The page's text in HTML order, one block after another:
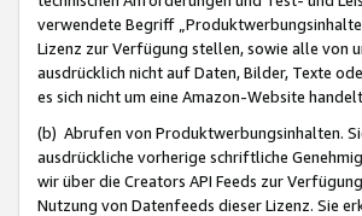
verwendete Begriff
Lizenz zur Verfügung stellen, sowie alle von
ausdrücklich nicht auf Daten, Bilder, Texte
es sich nicht um eine Amazon-Website
(b) Abrufen von Produktwerbungsinhalten.
ausdrückliche vorherige schriftliche
wir über die Creators API Feeds zur
Nutzung von Datenfeeds dieser Lizenz. Sie